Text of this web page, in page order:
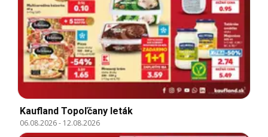
Kaufland Topoľčany leták
06.08.2026- 12.08.2026